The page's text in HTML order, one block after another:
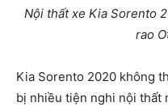
Nội thất xe Kia Sorento
rao
Kia Sorento 2020 không
bị nhiều tiện nghi nội thất